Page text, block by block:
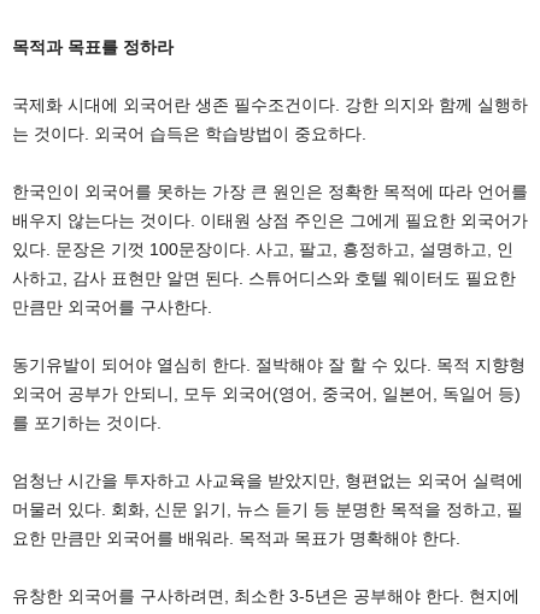
목적과 목표를 정하라
국제화 시대에 외국어란 생존 필수조건이다. 강한 의지와 함께 실행하
는 것이다. 외국어 습득은 학습방법이 중요하다.
한국인이 외국어를 못하는 가장 큰 원인은 정확한 목적에 따라 언어를
배우지 않는다는 것이다. 이태원 상점 주인은 그에게 필요한 외국어가
있다. 문장은 기껏 100문장이다. 사고, 팔고, 흥정하고, 설명하고, 인
사하고, 감사 표현만 알면 된다. 스튜어디스와 호텔 웨이터도 필요한
만큼만 외국어를 구사한다.
동기유발이 되어야 열심히 한다. 절박해야 잘 할 수 있다. 목적 지향형
외국어 공부가 안되니, 모두 외국어(영어, 중국어, 일본어, 독일어 등)
를 포기하는 것이다.
엄청난 시간을 투자하고 사교육을 받았지만, 형편없는 외국어 실력에
머물러 있다. 회화, 신문 읽기, 뉴스 듣기 등 분명한 목적을 정하고, 필
요한 만큼만 외국어를 배워라. 목적과 목표가 명확해야 한다.
유창한 외국어를 구사하려면, 최소한 3-5년은 공부해야 한다. 현지에